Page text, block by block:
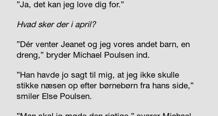
”Ja, det kan jeg love dig for.”
Hvad sker der i april?
”Dér venter Jeanet og jeg vores andet barn, en
dreng,” bryder Michael Poulsen ind.
”Han havde jo sagt til mig, at jeg ikke skulle
stikke næsen op efter børnebørn fra hans side,”
smiler Else Poulsen.